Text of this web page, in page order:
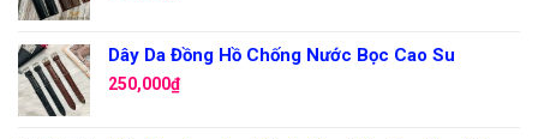
Dây Da Đồng Hồ Chống Nước Bọc Cao Su
250,000₫